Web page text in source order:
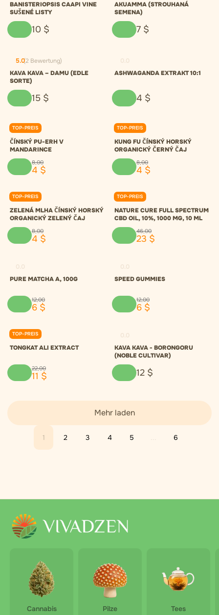
BANISTERIOPSIS CAAPI VINE
SUŠENÉ LISTY
10 $
AKUAMMA (STROUHANÁ
SEMENA)
7 $
5.0(2 Bewertung)
KAVA KAVA – DAMU (EDLE
SORTE)
15 $
ASHWAGANDA EXTRAKT 10:1
4 $
TOP-PREIS
0.0
ČÍNSKÝ PU-ERH V
MANDARINCE
8,00
4 $
TOP-PREIS
0.0
KUNG FU ČÍNSKÝ HORSKÝ
ORGANICKÝ ČERNÝ ČAJ
8,00
4 $
TOP-PREIS
0.0
ZELENÁ MLHA ČÍNSKÝ HORSKÝ
ORGANICKÝ ZELENÝ ČAJ
8,00
4 $
TOP-PREIS
0.0
NATURE CURE FULL SPECTRUM
CBD OIL, 10%, 1000 MG, 10 ML
46,00
23 $
PURE MATCHA A, 100G
12,00
6 $
SPEED GUMMIES
12,00
6 $
TOP-PREIS
0.0
TONGKAT ALI EXTRACT
22,00
11 $
KAVA KAVA - BORONGORU
(NOBLE CULTIVAR)
12 $
1 2 3 4 5 ... 6
Mehr laden
Cannabis Pilze Tees